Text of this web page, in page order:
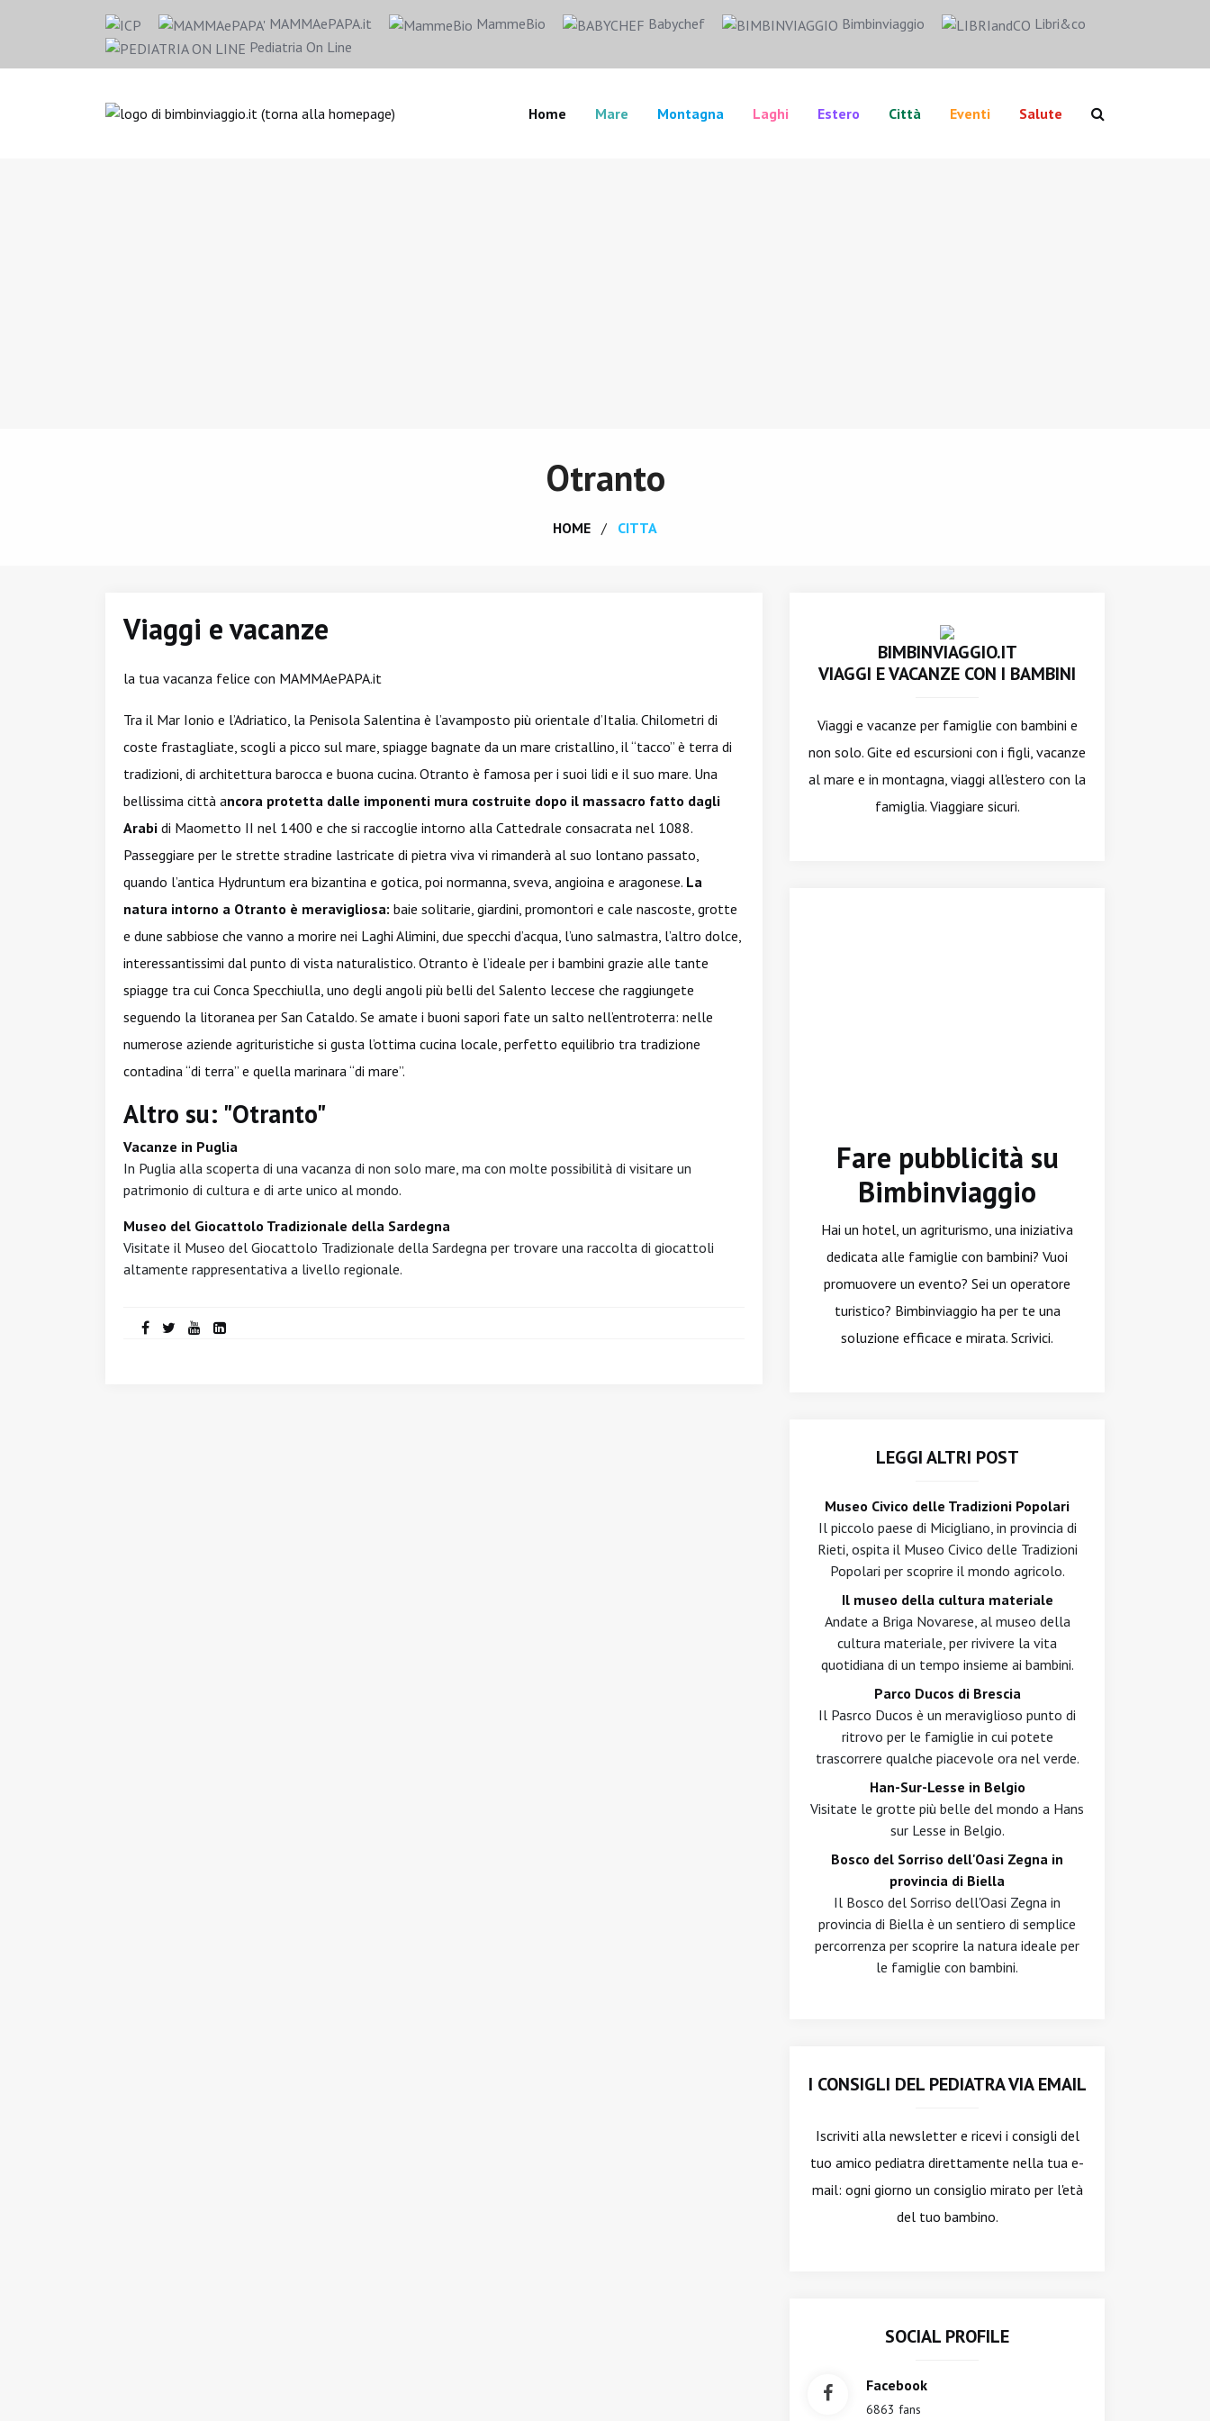
MAMMAePAPA.it MammeBio Babychef Bimbinviaggio
Libri&co
Pediatria On Line
Home Mare Montagna Laghi Estero Città Eventi Salute
Otranto
HOME CITTA
Viaggi e vacanze
la tua vacanza felice con MAMMAePAPA.it
Tra il Mar Ionio e l’Adriatico, la Penisola Salentina è l’avamposto più orientale d’Italia. Chilometri di
coste frastagliate, scogli a picco sul mare, spiagge bagnate da un mare cristallino, il “tacco” è terra di
tradizioni, di architettura barocca e buona cucina. Otranto è famosa per i suoi lidi e il suo mare. Una
bellissima città ancora protetta dalle imponenti mura costruite dopo il massacro fatto dagli
Arabi di Maometto II nel 1400 e che si raccoglie intorno alla Cattedrale consacrata nel 1088.
Passeggiare per le strette stradine lastricate di pietra viva vi rimanderà al suo lontano passato,
quando l’antica Hydruntum era bizantina e gotica, poi normanna, sveva, angioina e aragonese. La
natura intorno a Otranto è meravigliosa: baie solitarie, giardini, promontori e cale nascoste, grotte
e dune sabbiose che vanno a morire nei Laghi Alimini, due specchi d’acqua, l’uno salmastra, l’altro dolce,
interessantissimi dal punto di vista naturalistico. Otranto è l’ideale per i bambini grazie alle tante
spiagge tra cui Conca Specchiulla, uno degli angoli più belli del Salento leccese che raggiungete
seguendo la litoranea per San Cataldo. Se amate i buoni sapori fate un salto nell’entroterra: nelle
numerose aziende agrituristiche si gusta l’ottima cucina locale, perfetto equilibrio tra tradizione
contadina “di terra” e quella marinara “di mare”.
Altro su: "Otranto"
Vacanze in Puglia
In Puglia alla scoperta di una vacanza di non solo mare, ma con molte possibilità di visitare un
patrimonio di cultura e di arte unico al mondo.
Museo del Giocattolo Tradizionale della Sardegna
Visitate il Museo del Giocattolo Tradizionale della Sardegna per trovare una raccolta di giocattoli
altamente rappresentativa a livello regionale.
BIMBINVIAGGIO.IT
VIAGGI E VACANZE CON I BAMBINI
Viaggi e vacanze per famiglie con bambini e
non solo. Gite ed escursioni con i figli, vacanze
al mare e in montagna, viaggi all'estero con la
famiglia. Viaggiare sicuri.
Fare pubblicità su
Bimbinviaggio
Hai un hotel, un agriturismo, una iniziativa
dedicata alle famiglie con bambini? Vuoi
promuovere un evento? Sei un operatore
turistico? Bimbinviaggio ha per te una
soluzione efficace e mirata. Scrivici.
LEGGI ALTRI POST
Museo Civico delle Tradizioni Popolari
Il piccolo paese di Micigliano, in provincia di
Rieti, ospita il Museo Civico delle Tradizioni
Popolari per scoprire il mondo agricolo.
Il museo della cultura materiale
Andate a Briga Novarese, al museo della
cultura materiale, per rivivere la vita
quotidiana di un tempo insieme ai bambini.
Parco Ducos di Brescia
Il Pasrco Ducos è un meraviglioso punto di
ritrovo per le famiglie in cui potete
trascorrere qualche piacevole ora nel verde.
Han-Sur-Lesse in Belgio
Visitate le grotte più belle del mondo a Hans
sur Lesse in Belgio.
Bosco del Sorriso dell'Oasi Zegna in
provincia di Biella
Il Bosco del Sorriso dell'Oasi Zegna in
provincia di Biella è un sentiero di semplice
percorrenza per scoprire la natura ideale per
le famiglie con bambini.
I CONSIGLI DEL PEDIATRA VIA EMAIL
Iscriviti alla newslettere ricevi i consigli del
tuo amico pediatra direttamente nella tua e-
mail: ogni giorno un consiglio mirato per l'età
del tuo bambino.
SOCIAL PROFILE
Facebook
6863 fans